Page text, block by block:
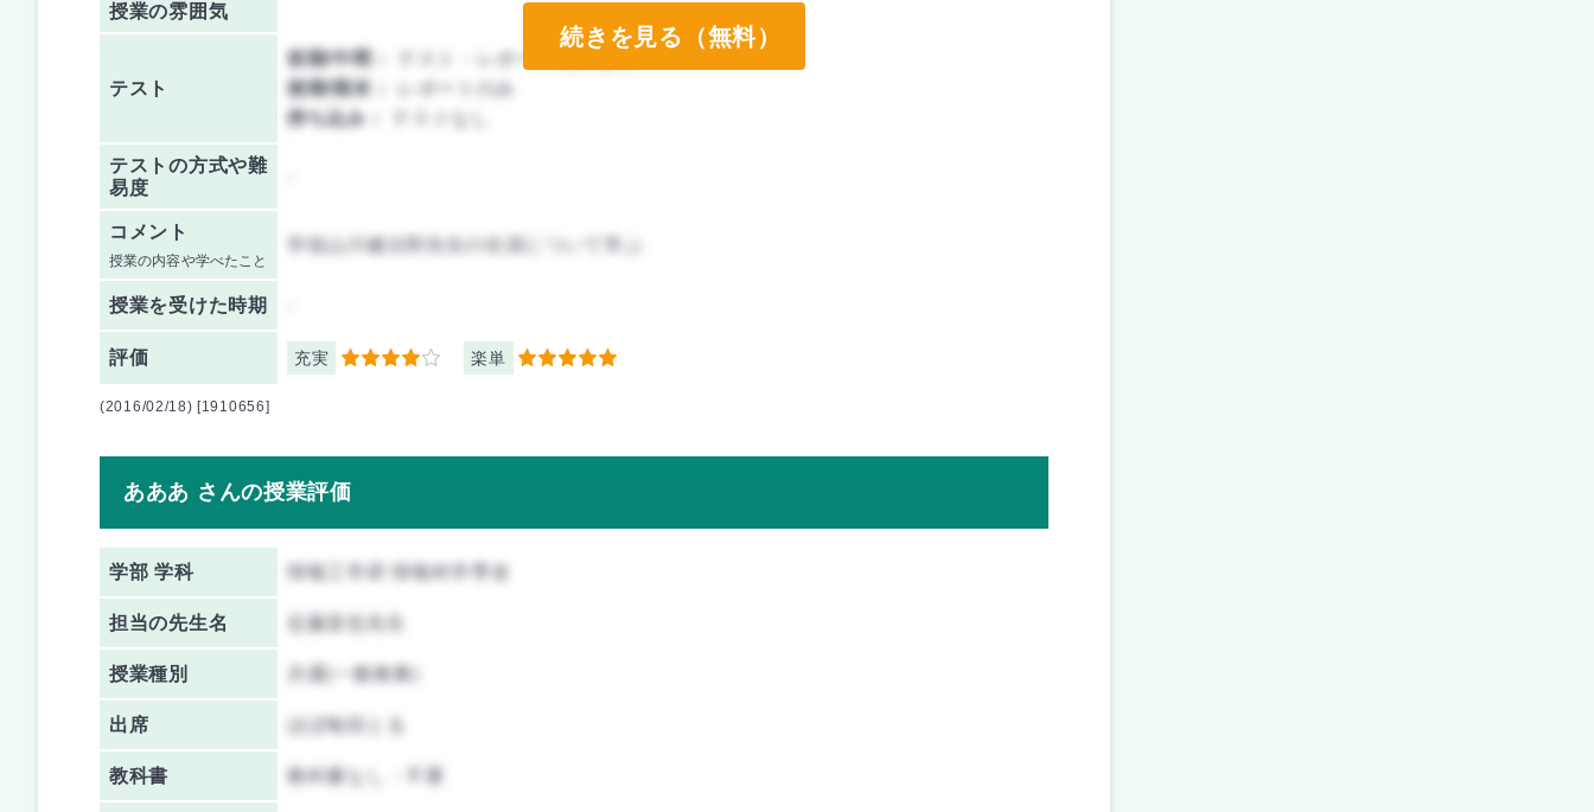
授業の雰囲気
テスト
前期/中間：
後期/期末：
レポートのみ
持ち込み：
テストの方式や難
易度
コメント
授業の内容や学べたこと
学祖山川健次郎先生の生涯について学ぶ
授業を受けた時期
評価 充実 4 楽単 5
続きを見る（無料）
(2016/02/18) [1910656]
あああ さんの授業評価
学部 学科 情報工学府 情報科学専攻
担当の先生名 近藤直也先生
授業種別 共通(一般教養)
出席 ほぼ毎回とる
教科書 教科書なし・不要